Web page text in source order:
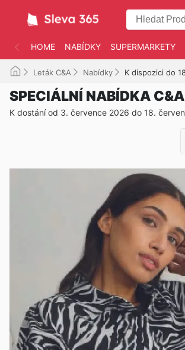
HOME NABÍDKY SUPERMARKETY
Leták C&A Nabídky K dispozici do
SPECIÁLNÍ NABÍDKA C&A
K dostání od 3. července 2026 do 18.